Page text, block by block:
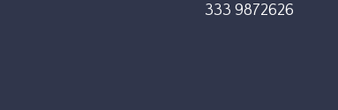
333 9872626